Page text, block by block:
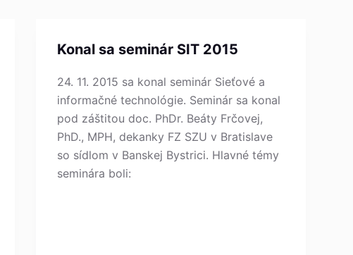
Konal sa seminár SIT 2015
24. 11. 2015 sa konal seminár Sieťové a
informačné technológie. Seminár sa konal
pod záštitou doc. PhDr. Beáty Frčovej,
PhD., MPH, dekanky FZ SZU v Bratislave
so sídlom v Banskej Bystrici. Hlavné témy
seminára boli: